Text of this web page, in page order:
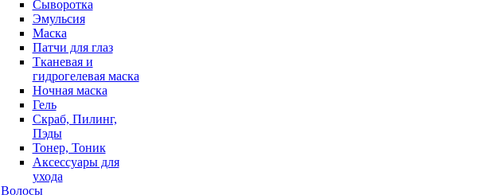
Сыворотка
Эмульсия
Маска
Патчи для глаз
Тканевая и
гидрогелевая маска
Ночная маска
Гель
Скраб, Пилинг,
Пэды
Тонер, Тоник
Аксессуары для
ухода
Волосы